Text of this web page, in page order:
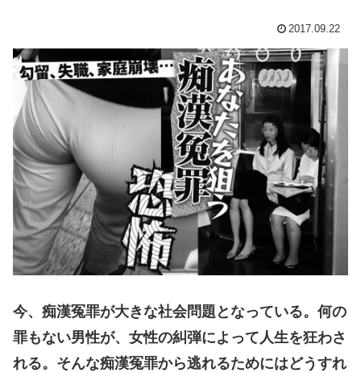
2017.09.22
今、痴漢冤罪が大きな社会問題となっている。何の
罪もない男性が、女性の糾弾によって人生を狂わさ
れる。そんな痴漢冤罪から逃れるためにはどうすれ